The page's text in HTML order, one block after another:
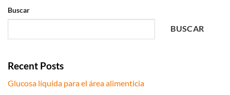
Buscar
BUSCAR
Recent Posts
Glucosa líquida para el área alimenticia